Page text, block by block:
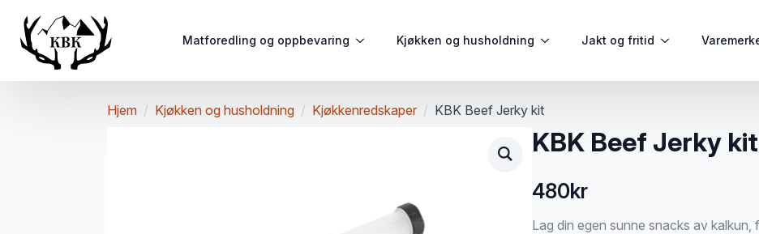
Matforedling og oppbevaring Kjøkken og husholdning Jakt og fritid
Hjem Kjøkken og husholdning Kjøkkenredskaper KBK Beef Jerky kit
KBK Beef Jerky kit
480kr
Lag din egen sunne snacks av